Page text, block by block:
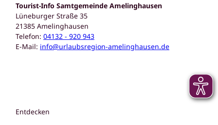
Tourist-Info Samtgemeinde Amelinghausen
Lüneburger Straße 35
21385 Amelinghausen
Telefon: 04132 - 920 943
E-Mail: info@urlaubsregion-amelinghausen.de
Entdecken